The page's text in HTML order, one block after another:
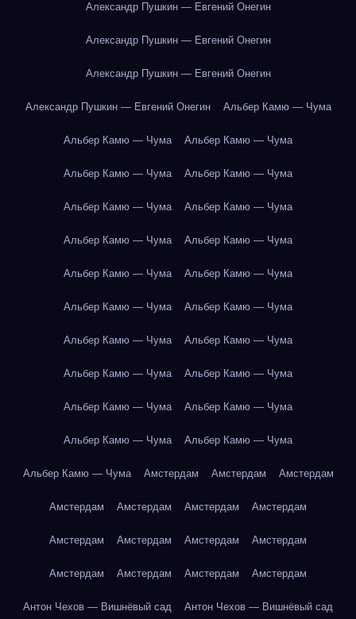
Александр Пушкин — Евгений Онегин
Александр Пушкин — Евгений Онегин
Александр Пушкин — Евгений Онегин
Александр Пушкин — Евгений Онегин Альбер Камю — Чума
Альбер Камю — Чума Альбер Камю — Чума
Альбер Камю — Чума Альбер Камю — Чума
Альбер Камю — Чума Альбер Камю — Чума
Альбер Камю — Чума Альбер Камю — Чума
Альбер Камю — Чума Альбер Камю — Чума
Альбер Камю — Чума Альбер Камю — Чума
Альбер Камю — Чума Альбер Камю — Чума
Альбер Камю — Чума Альбер Камю — Чума
Альбер Камю — Чума Альбер Камю — Чума
Альбер Камю — Чума Альбер Камю — Чума
Альбер Камю — Чума Амстердам Амстердам Амстердам
Амстердам Амстердам Амстердам Амстердам
Амстердам Амстердам Амстердам Амстердам
Амстердам Амстердам Амстердам Амстердам
Антон Чехов — Вишнёвый сад Антон Чехов — Вишнёвый сад